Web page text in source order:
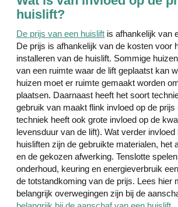
huislift?
De prijs van een huislift is afhankelijk van
De prijs is afhankelijk van de kosten voor
installeren van de huislift. Sommige
van een ruimte waar de lift geplaatst kan
huizen moet er ruimte gemaakt worden
plaatsen. Daarnaast heeft het soort
gebruik van maakt flink invloed op de prijs
techniek heeft ook grote invloed op de
levensduur van de lift). Wat verder
huisliften zijn de gebruikte materialen, het
en de gekozen afwerking. Tenslotte
onderhoud, keuring en energieverbruik
de totstandkoming van de prijs. Lees hier
belangrijk overwegingen zijn bij de